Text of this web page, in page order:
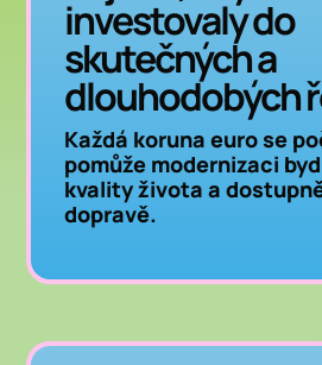
investovaly do
skutečných a
dlouhodobých
Každá koruna euro se
pomůže modernizaci
kvality života a
dopravě.